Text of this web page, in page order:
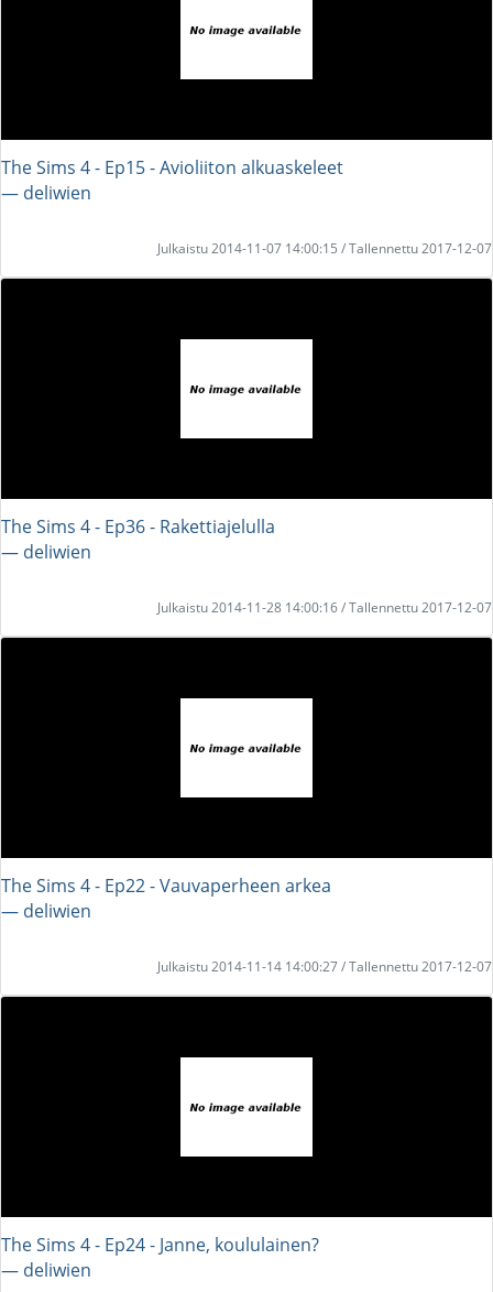
The Sims 4 - Ep15 - Avioliiton alkuaskeleet
― deliwien
Julkaistu 2014-11-07 14:00:15 / Tallennettu 2017-12-07
The Sims 4 - Ep36 - Rakettiajelulla
― deliwien
Julkaistu 2014-11-28 14:00:16 / Tallennettu 2017-12-07
The Sims 4 - Ep22 - Vauvaperheen arkea
― deliwien
Julkaistu 2014-11-14 14:00:27 / Tallennettu 2017-12-07
The Sims 4 - Ep24 - Janne, koululainen?
― deliwien